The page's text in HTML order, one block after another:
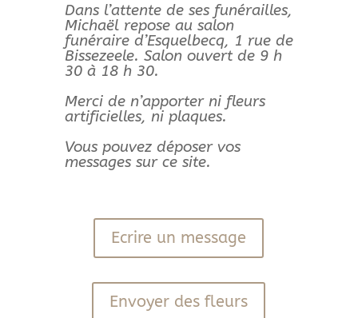
Dans l’attente de ses funérailles,
Michaël repose au salon
funéraire d’Esquelbecq, 1 rue de
Bissezeele. Salon ouvert de 9 h
30 à 18 h 30.
Merci de n’apporter ni fleurs
artificielles, ni plaques.
Vous pouvez déposer vos
messages sur ce site.
Ecrire un message
Envoyer des fleurs